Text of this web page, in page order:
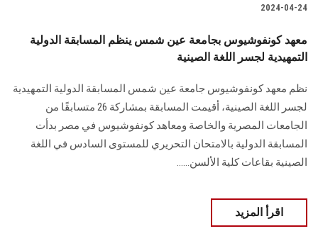
2024-04-24
معهد كونفوشيوس بجامعة عين شمس ينظم المسابقة الدولية
التمهيدية لجسر اللغة الصينية
نظم معهد كونفوشيوس جامعة عين شمس المسابقة الدولية التمهيدية
لجسر اللغة الصينية، أقيمت المسابقة ‏بمشاركة 26 متسابقًا من
الجامعات المصرية والخاصة ومعاهد كونفوشيوس في مصر بدأت
المسابقة الدولية بالامتحان التحريري للمستوى السادس في اللغة
الصينية بقاعات كلية ‏الألسن......
اقرأ المزيد